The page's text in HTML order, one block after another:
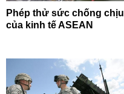
Phép thử sức chống chịu
của kinh tế ASEAN